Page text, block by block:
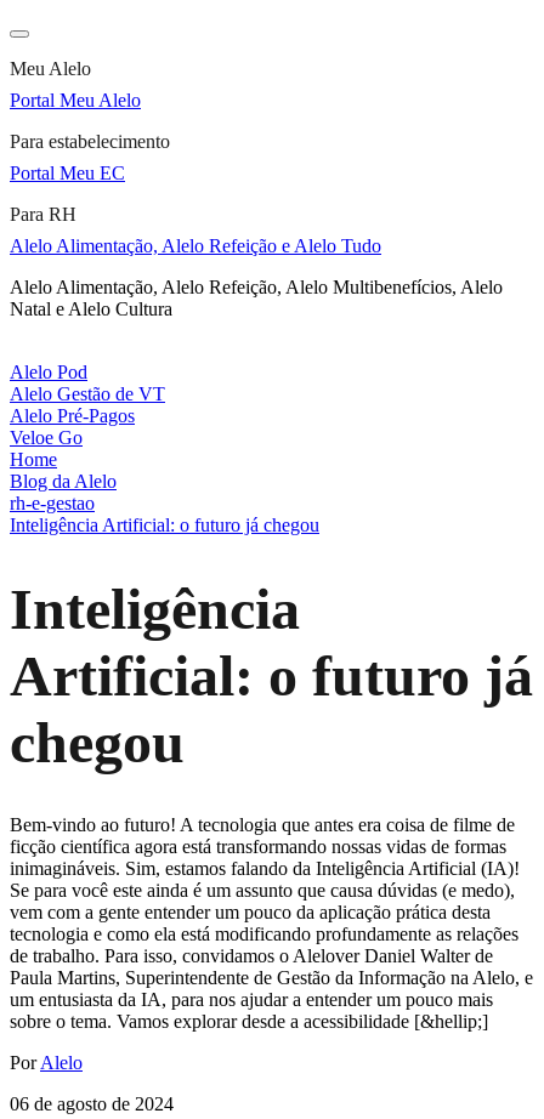
Meu Alelo
Portal Meu Alelo
Para estabelecimento
Portal Meu EC
Para RH
Alelo Alimentação, Alelo Refeição e Alelo Tudo
Alelo Alimentação, Alelo Refeição, Alelo Multibenefícios, Alelo
Natal e Alelo Cultura
Alelo Pod
Alelo Gestão de VT
Alelo Pré-Pagos
Veloe Go
Home
Blog da Alelo
rh-e-gestao
Inteligência Artificial: o futuro já chegou
Inteligência
Artificial: o futuro já
chegou
Bem-vindo ao futuro! A tecnologia que antes era coisa de filme de
ficção científica agora está transformando nossas vidas de formas
inimagináveis. Sim, estamos falando da Inteligência Artificial (IA)!
Se para você este ainda é um assunto que causa dúvidas (e medo),
vem com a gente entender um pouco da aplicação prática desta
tecnologia e como ela está modificando profundamente as relações
de trabalho. Para isso, convidamos o Alelover Daniel Walter de
Paula Martins, Superintendente de Gestão da Informação na Alelo, e
um entusiasta da IA, para nos ajudar a entender um pouco mais
sobre o tema. Vamos explorar desde a acessibilidade [&hellip;]
PorAlelo
06 de agosto de 2024